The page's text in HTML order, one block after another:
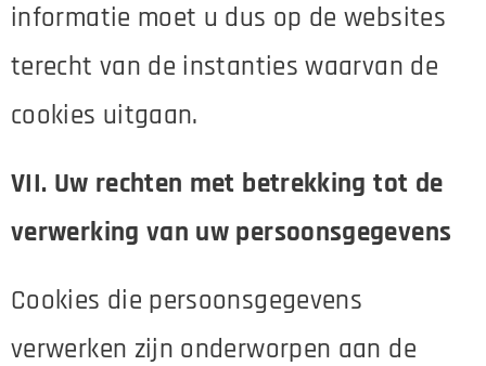
informatie moet u dus op de websites
terecht van de instanties waarvan de
cookies uitgaan.
VII. Uw rechten met betrekking tot de
verwerking van uw persoonsgegevens
Cookies die persoonsgegevens
verwerken zijn onderworpen aan de